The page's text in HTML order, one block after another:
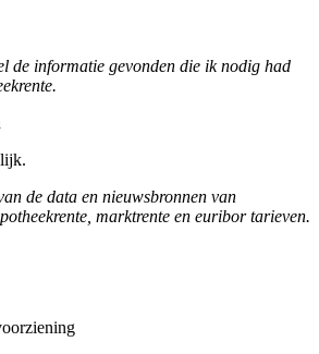
de informatie gevonden die ik nodig had
de data en nieuwsbronnen van
marktrente en euribor tarieven.